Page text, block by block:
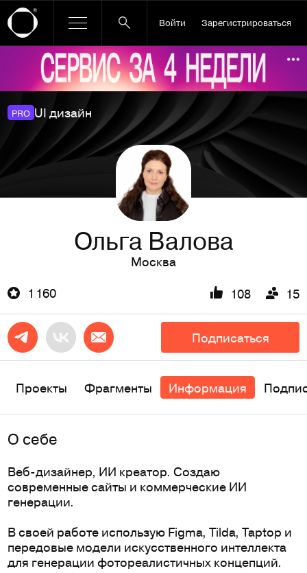
Войти Зарегистрироваться
Ссылка баннера
PRO UI дизайн
Ольга Валова
Москва
1 160
108 15
Подписаться
Проекты Фрагменты Информация
O себе
Веб-дизайнер, ИИ креатор. Создаю
современные сайты и коммерческие ИИ
генерации.
В своей работе использую Figma, Tilda, Taptop и
передовые модели искусственного интеллекта
для генерации фотореалистичных концепций.